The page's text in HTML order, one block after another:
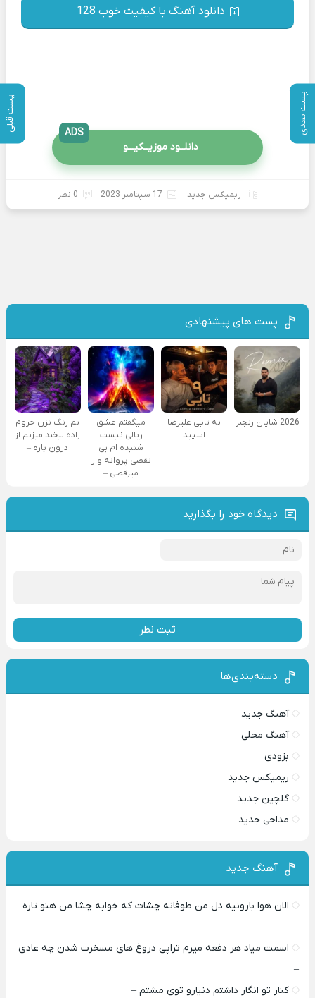
پست بعدی پست قبلی
دانلود آهنگ با کیفیت خوب 128
دانلــود موزیــکیـــو
ADS
ریمیکس جدید 17 سپتامبر 2023 0 نظر
پست های پیشنهادی
2026 شایان رنجبر
نه تایی علیرضا
اسپید
میگفتم عشق
ریالی نیست
شنیده ام بی
نقصی پروانه وار
میرقصی –
بم زنگ نزن حروم
زاده لبخند میزنم از
درون پاره –
دیدگاه خود را بگذارید
ثبت نظر
دسته‌بندی‌ها
آهنگ جدید
آهنگ محلی
بزودی
ریمیکس جدید
گلچین جدید
مداحی جدید
آهنگ جدید
الان هوا بارونیه دل من طوفانه چشات که خوابه چشا من هنو تاره
–
اسمت میاد هر دفعه میرم تراپی دروغ‌ های مسخرت شدن چه عادی
–
کنار تو انگار داشتم دنیارو توی مشتم –